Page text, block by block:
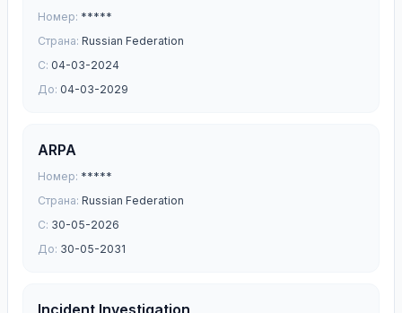
Номер: *****
Страна: Russian Federation
С: 04-03-2024
До: 04-03-2029
ARPA
Номер: *****
Страна: Russian Federation
С: 30-05-2026
До: 30-05-2031
Incident Investigation